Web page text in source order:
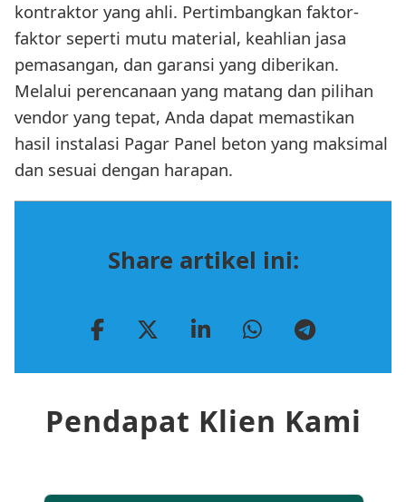
kontraktor yang ahli. Pertimbangkan faktor-
faktor seperti mutu material, keahlian jasa
pemasangan, dan garansi yang diberikan.
Melalui perencanaan yang matang dan pilihan
vendor yang tepat, Anda dapat memastikan
hasil instalasi Pagar Panel beton yang maksimal
dan sesuai dengan harapan.
Share artikel ini:
Pendapat Klien Kami